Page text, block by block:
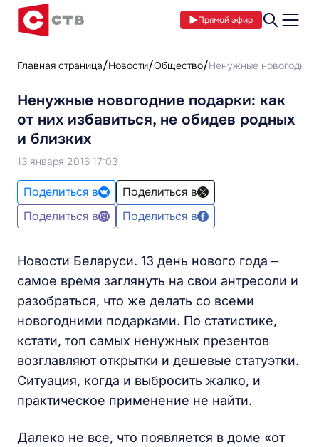
Прямой эфир
Главная страница Новости Общество Ненужные новогодние
Ненужные новогодние подарки: как
от них избавиться, не обидев родных
и близких
13 января 2016 17:03
Поделиться в
Поделиться в
Поделиться в
Поделиться в
Новости Беларуси. 13 день нового года –
самое время заглянуть на свои антресоли и
разобраться, что же делать со всеми
новогодними подарками. По статистике,
кстати, топ самых ненужных презентов
возглавляют открытки и дешевые статуэтки.
Ситуация, когда и выбросить жалко, и
практическое применение не найти.
Далеко не все, что появляется в доме «от